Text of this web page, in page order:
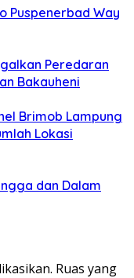
Puspenerbad Way
Peredaran
Bakauheni
Brimob Lampung
Lokasi
dan Dalam
Ruas yang